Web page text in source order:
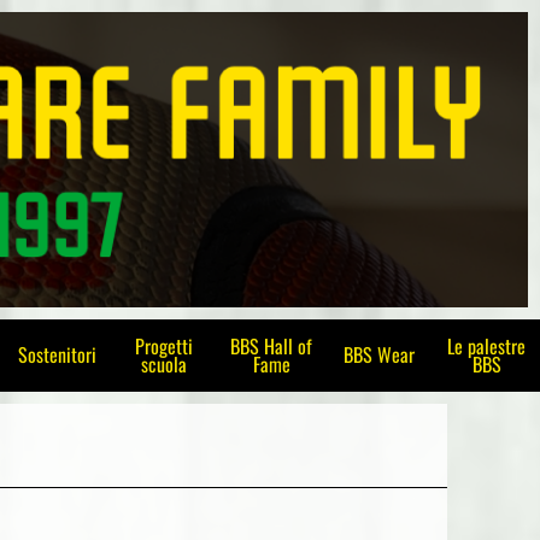
Sostenitori Progetti
scuola
BBS Hall of
Fame BBS Wear Le palestre
BBS